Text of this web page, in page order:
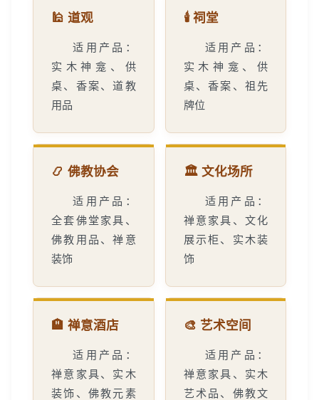
🕌 道观
适用产品：
实木神龛、供
桌、香案、道教
用品
🕯️ 祠堂
适用产品：
实木神龛、供
桌、香案、祖先
牌位
📿 佛教协会
适用产品：
全套佛堂家具、
佛教用品、禅意
装饰
🏛️ 文化场所
适用产品：
禅意家具、文化
展示柜、实木装
饰
🏨 禅意酒店
适用产品：
禅意家具、实木
装饰、佛教元素
🎨 艺术空间
适用产品：
禅意家具、实木
艺术品、佛教文